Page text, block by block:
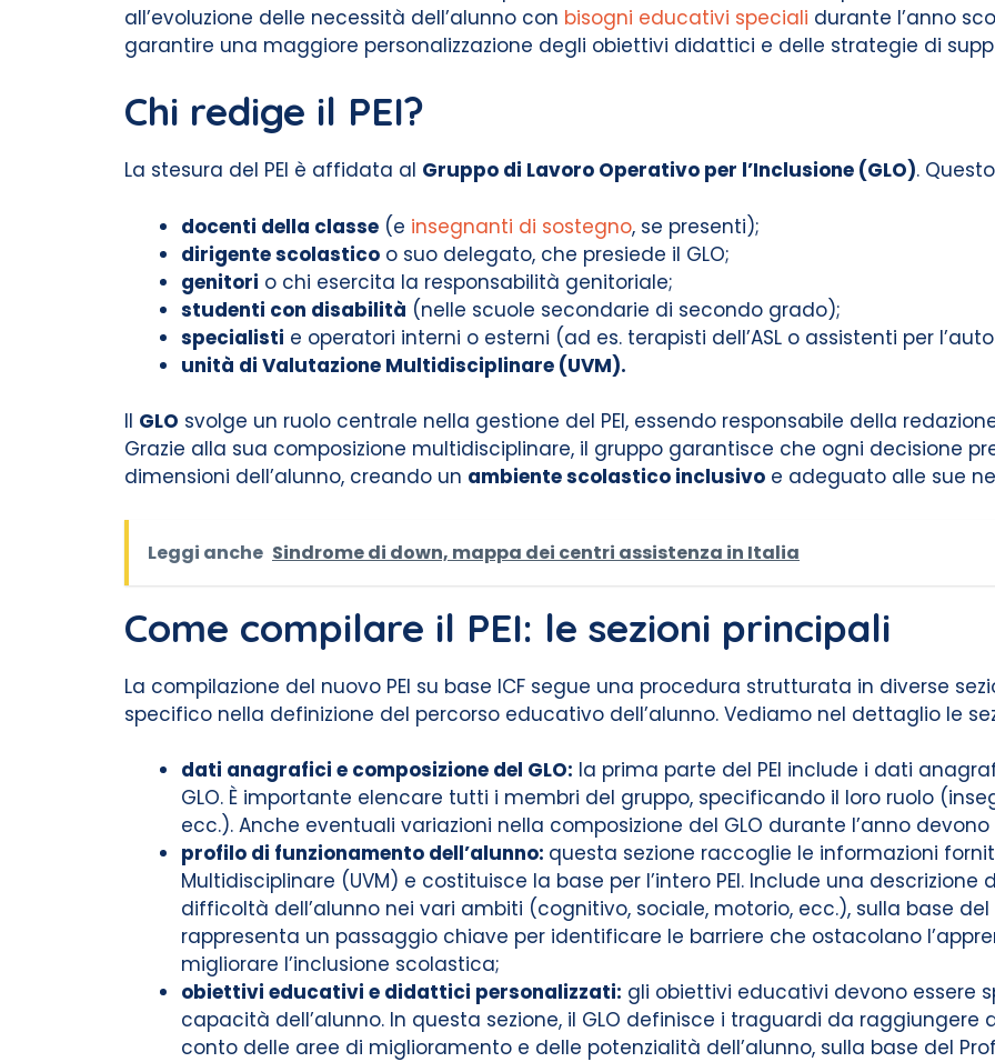
all’evoluzione delle necessità dell’alunno con bisogni educativi speciali durante l’anno
garantire una maggiore personalizzazione degli obiettivi didattici e delle strategie di
Chi redige il PEI?
La stesura del PEI è affidata al Gruppo di Lavoro Operativo per l’Inclusione (GLO).
docenti della classe (e insegnanti di sostegno, se presenti);
dirigente scolastico o suo delegato, che presiede il GLO;
genitori o chi esercita la responsabilità genitoriale;
studenti con disabilità (nelle scuole secondarie di secondo grado);
specialisti e operatori interni o esterni (ad es. terapisti dell’ASL o assistenti per
unità di Valutazione Multidisciplinare (UVM).
Il GLO svolge un ruolo centrale nella gestione del PEI, essendo responsabile della
Grazie alla sua composizione multidisciplinare, il gruppo garantisce che ogni decisione
dimensioni dell’alunno, creando un ambiente scolastico inclusivo e adeguato alle sue
Leggi anche Sindrome di down, mappa dei centri assistenza in Italia
Come compilare il PEI: le sezioni principali
La compilazione del nuovo PEI su base ICF segue una procedura strutturata in diverse
specifico nella definizione del percorso educativo dell’alunno. Vediamo nel dettaglio le
dati anagrafici e composizione del GLO: la prima parte del PEI include i dati
GLO. È importante elencare tutti i membri del gruppo, specificando il loro ruolo
ecc.). Anche eventuali variazioni nella composizione del GLO durante l’anno
profilo di funzionamento dell’alunno: questa sezione raccoglie le informazioni
Multidisciplinare (UVM) e costituisce la base per l’intero PEI. Include una
difficoltà dell’alunno nei vari ambiti (cognitivo, sociale, motorio, ecc.), sulla base del
rappresenta un passaggio chiave per identificare le barriere che ostacolano
migliorare l’inclusione scolastica;
obiettivi educativi e didattici personalizzati: gli obiettivi educativi devono essere
capacità dell’alunno. In questa sezione, il GLO definisce i traguardi da raggiungere
conto delle aree di miglioramento e delle potenzialità dell’alunno, sulla base del